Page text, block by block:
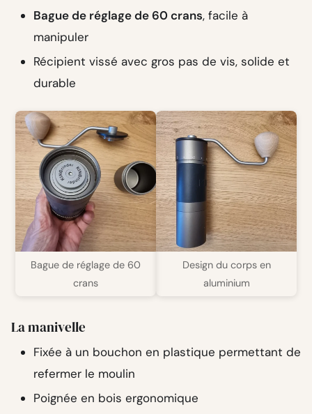
Bague de réglage de 60 crans, facile à
manipuler
Récipient vissé avec gros pas de vis, solide et
durable
Bague de réglage de 60
crans
Design du corps en
aluminium
La manivelle
Fixée à un bouchon en plastique permettant de
refermer le moulin
Poignée en bois ergonomique